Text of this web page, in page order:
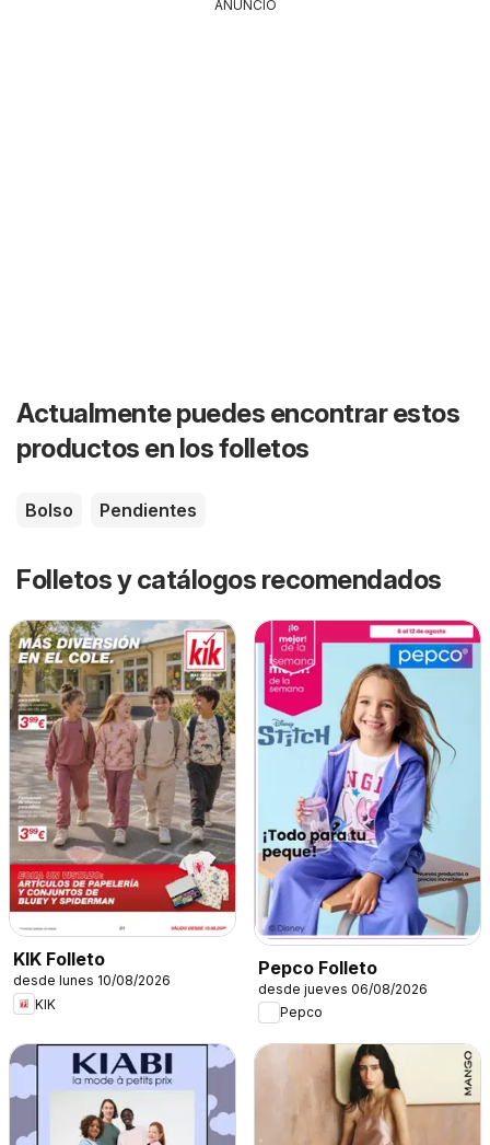
ANUNCIO
Actualmente puedes encontrar estos
productos en los folletos
Bolso Pendientes
Folletos y catálogos recomendados
KIK Folleto
desde lunes 10/08/2026
KIK
Pepco Folleto
desde jueves 06/08/2026
Pepco